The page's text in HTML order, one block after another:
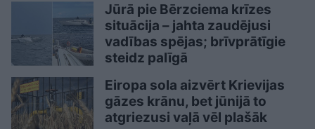
Jūrā pie Bērzciema krīzes
situācija – jahta zaudējusi
vadības spējas; brīvprātīgie
steidz palīgā
Eiropa sola aizvērt Krievijas
gāzes krānu, bet jūnijā to
atgriezusi vaļā vēl plašāk